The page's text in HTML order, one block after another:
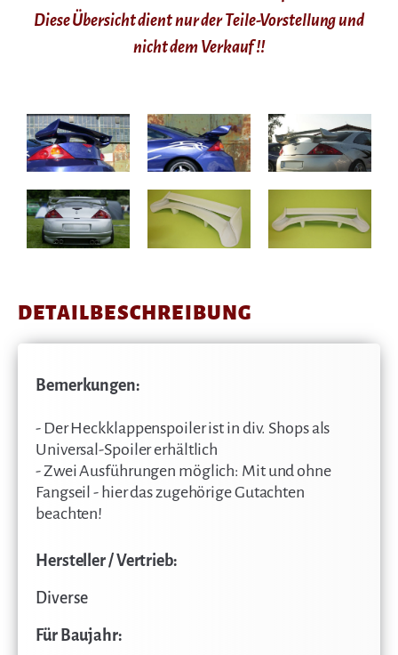
Diese Übersicht dient nur der Teile-Vorstellung und
nicht dem Verkauf !!
DETAILBESCHREIBUNG
Bemerkungen:
- Der Heckklappenspoiler ist in div. Shops als
Universal-Spoiler erhältlich
- Zwei Ausführungen möglich: Mit und ohne
Fangseil - hier das zugehörige Gutachten
beachten!
Hersteller / Vertrieb:
Diverse
Für Baujahr: